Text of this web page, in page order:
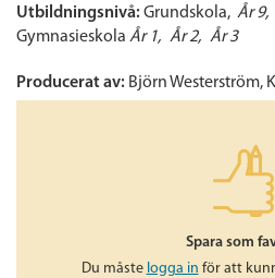
Utbildningsnivå: Grundskola
År 9
Gymnasieskola År 1 År 2 År 3
Producerat av: Björn Westerström,
Spara som
Du måste logga in för att